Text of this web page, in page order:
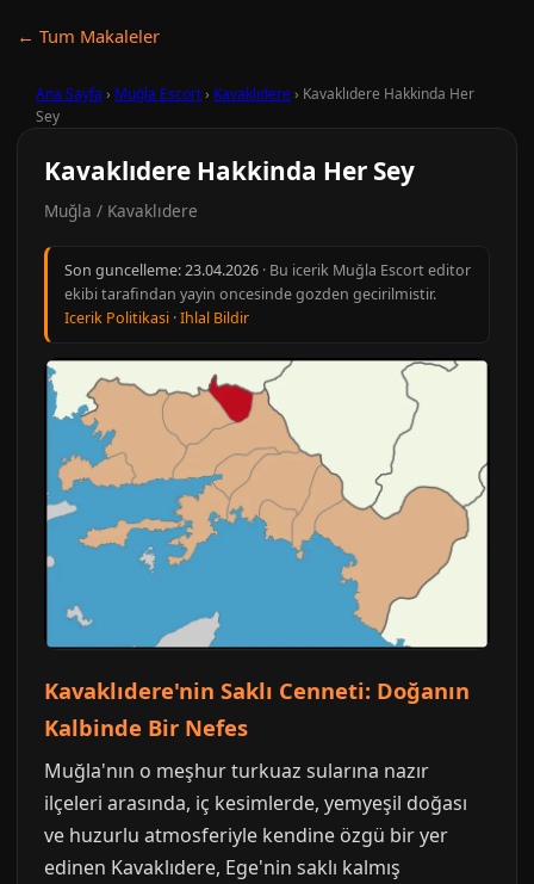
← Tum Makaleler
Ana Sayfa › Muğla Escort› Kavaklıdere› Kavaklıdere Hakkinda Her
Sey
Kavaklıdere Hakkinda Her Sey
Muğla / Kavaklıdere
Son guncelleme:23.04.2026 · Bu icerik Muğla Escort editor
ekibi tarafindan yayin oncesinde gozden gecirilmistir.
Icerik Politikasi ·Ihlal Bildir
Kavaklıdere'nin Saklı Cenneti: Doğanın
Kalbinde Bir Nefes
Muğla'nın o meşhur turkuaz sularına nazır
ilçeleri arasında, iç kesimlerde, yemyeşil doğası
ve huzurlu atmosferiyle kendine özgü bir yer
edinen Kavaklıdere, Ege'nin saklı kalmış